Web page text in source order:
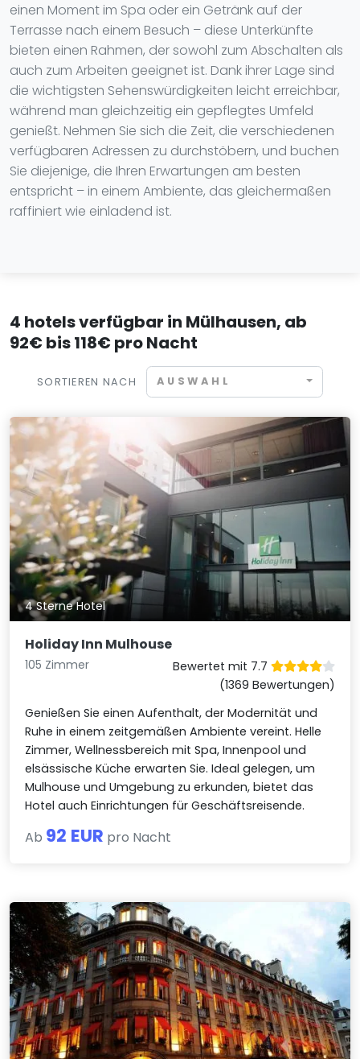
einen Moment im Spa oder ein Getränk auf der
Terrasse nach einem Besuch – diese Unterkünfte
bieten einen Rahmen, der sowohl zum Abschalten als
auch zum Arbeiten geeignet ist. Dank ihrer Lage sind
die wichtigsten Sehenswürdigkeiten leicht erreichbar,
während man gleichzeitig ein gepflegtes Umfeld
genießt. Nehmen Sie sich die Zeit, die verschiedenen
verfügbaren Adressen zu durchstöbern, und buchen
Sie diejenige, die Ihren Erwartungen am besten
entspricht – in einem Ambiente, das gleichermaßen
raffiniert wie einladend ist.
4 hotels verfügbar in Mülhausen, ab
92€ bis 118€ pro Nacht
SORTIEREN NACH AUSWAHL
4 Sterne Hotel
Holiday Inn Mulhouse
105 Zimmer
Bewertet mit 7.7
(1369 Bewertungen)
Genießen Sie einen Aufenthalt, der Modernität und
Ruhe in einem zeitgemäßen Ambiente vereint. Helle
Zimmer, Wellnessbereich mit Spa, Innenpool und
elsässische Küche erwarten Sie. Ideal gelegen, um
Mulhouse und Umgebung zu erkunden, bietet das
Hotel auch Einrichtungen für Geschäftsreisende.
Ab 92 EUR pro Nacht